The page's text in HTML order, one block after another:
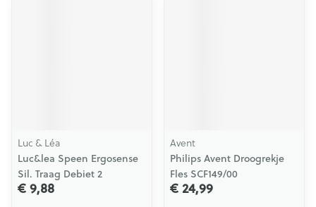
Luc & Léa
Luc&lea Speen Ergosense
Sil. Traag Debiet 2
€ 9,88
Avent
Philips Avent Droogrekje
Fles SCF149/00
€ 24,99